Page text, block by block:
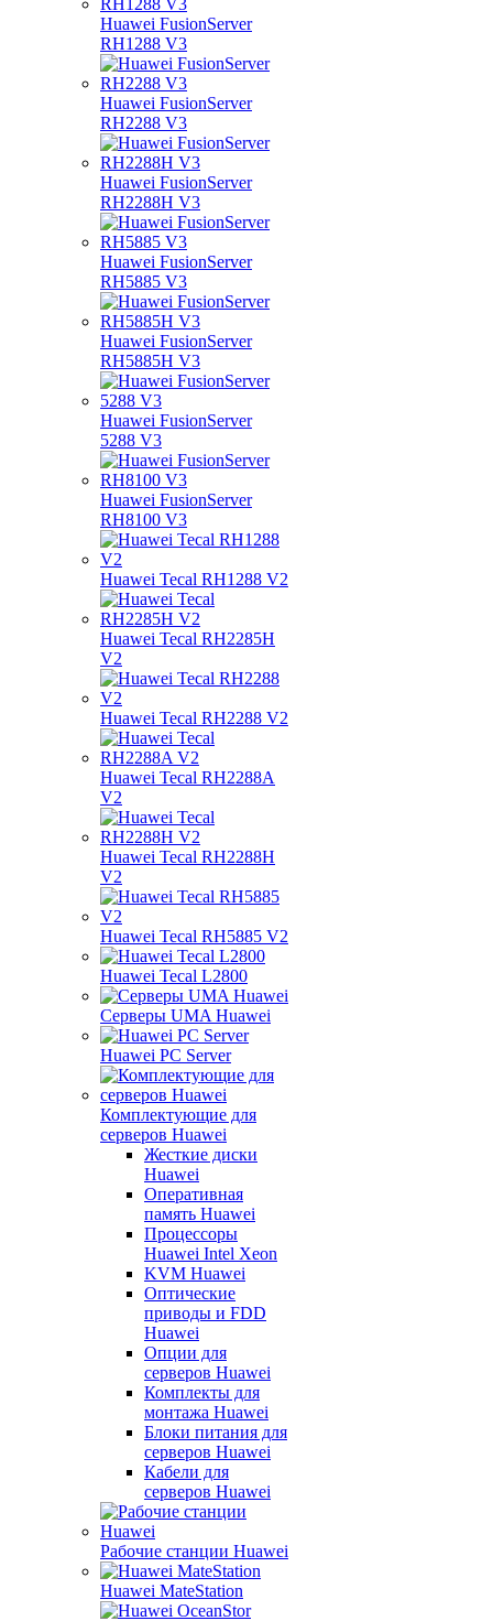
Huawei FusionServer
RH1288 V3
Huawei FusionServer
RH2288 V3
Huawei FusionServer
RH2288H V3
Huawei FusionServer
RH5885 V3
Huawei FusionServer
RH5885H V3
Huawei FusionServer
5288 V3
Huawei FusionServer
RH8100 V3
Huawei Tecal RH1288 V2
Huawei Tecal RH2285H
V2
Huawei Tecal RH2288 V2
Huawei Tecal RH2288A
V2
Huawei Tecal RH2288H
V2
Huawei Tecal RH5885 V2
Huawei Tecal L2800
Серверы UMA Huawei
Huawei PC Server
Комплектующие для
серверов Huawei
Жесткие диски
Huawei
Оперативная
память Huawei
Процессоры
Huawei Intel Xeon
KVM Huawei
Оптические
приводы и FDD
Huawei
Опции для
серверов Huawei
Комплекты для
монтажа Huawei
Блоки питания для
серверов Huawei
Кабели для
серверов Huawei
Рабочие станции Huawei
Huawei MateStation